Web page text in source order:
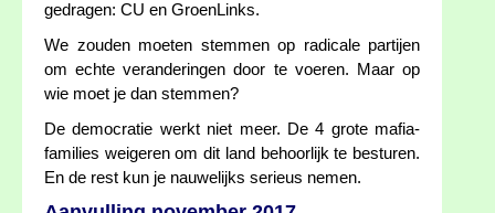
gedragen: CU en GroenLinks.
We zouden moeten stemmen op radicale partijen
om echte veranderingen door te voeren. Maar op
wie moet je dan stemmen?
De democratie werkt niet meer. De 4 grote mafia-
families weigeren om dit land behoorlijk te besturen.
En de rest kun je nauwelijks serieus nemen.